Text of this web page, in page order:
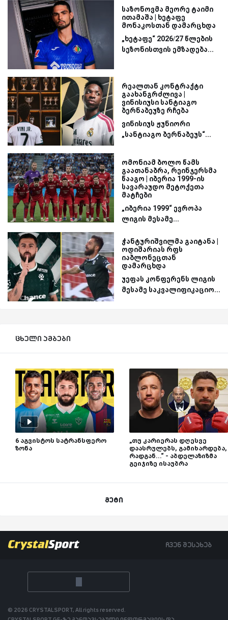
საზონოვმა მეორე ტაიმი
ითამაშა | ხეტაფე
მონაკოსთან დამარცხდა
„ხეტაფე“ 2026/27 წლების
სეზონისთვის ემზადება...
რეალთან კონტრაქტი
გაახანგრძლივა |
ვინისიუსი სანტიაგო
ბერნაბეუზე რჩება
ვინისიუს ჟუნიორი
„სანტიაგო ბერნაბეუს“...
ომონიამ ბოლო წამს
გაათანაბრა, რეინჯერსმა
წააგო | იბერია 1999-ის
სავარაუდო მეტოქეთა
მატჩები
„იბერია 1999“ ევროპა
ლიგის მესამე...
ჭანტურიშვილმა გაიტანა |
ოდიშარიას რფს
იაბლონეცთან
დამარცხდა
უეფას კონფერენს ლიგის
მესამე საკვალიფიკაციო...
ცხელი ამბები
6 აგვისტოს სატრანსფერო
ზონა
„თუ კარიერას დღესვე
დაასრულებს, გამიხარდება,
რადგან...“ - აბდელაზიზმა
გეიჯიზე ისაუბრა
მეტი
ჩვენ შესახებ
© 2026 CRYSTALSPORT, All rights reserved.